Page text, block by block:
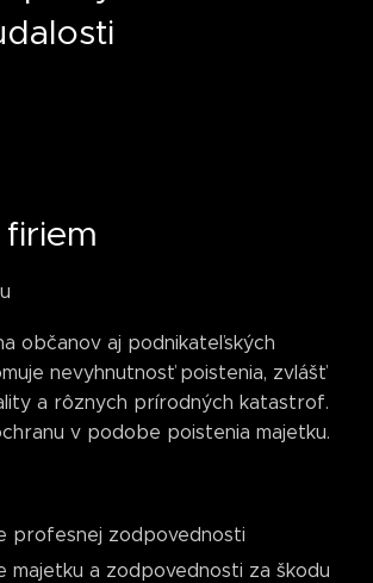
občanov aj podnikateľských
nevyhnutnosť poistenia, zvlášť
a rôznych prírodných katastrof.
v podobe poistenia majetku.
profesnej zodpovednosti
majetku a zodpovednosti za škodu